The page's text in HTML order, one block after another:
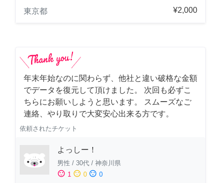
東京都
¥2,000
年末年始なのに関わらず、他社と違い破格な金額
でデータを復元して頂けました。 次回も必ずこ
ちらにお願いしようと思います。 スムーズなご
連絡、やり取りで大変安心出来る方です。
依頼されたチケット
よっしー！
男性 / 30代 / 神奈川県
sentiment_satisfied 1 sentiment_neutral 0 sentiment_dissatisfied 0